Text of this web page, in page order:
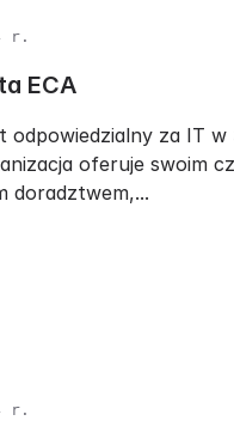
r.
ECA
odpowiedzialny za IT
oferuje swoim
doradztwem,...
r.